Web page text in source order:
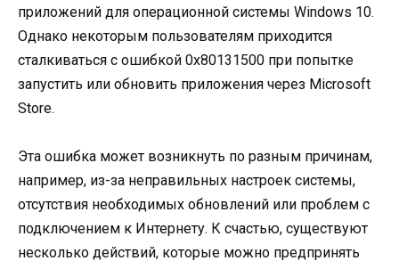
приложений для операционной системы Windows 10.
Однако некоторым пользователям приходится
сталкиваться с ошибкой 0x80131500 при попытке
запустить или обновить приложения через Microsoft
Store.
Эта ошибка может возникнуть по разным причинам,
например, из-за неправильных настроек системы,
отсутствия необходимых обновлений или проблем с
подключением к Интернету. К счастью, существуют
несколько действий, которые можно предпринять